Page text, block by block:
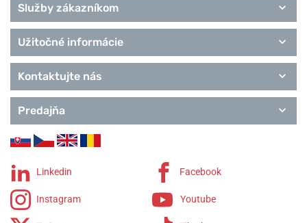
Služby zákazníkom
Užitočné informácie
Kontaktujte nás
Predajňa
Linkedin Facebook
Instagram Youtube